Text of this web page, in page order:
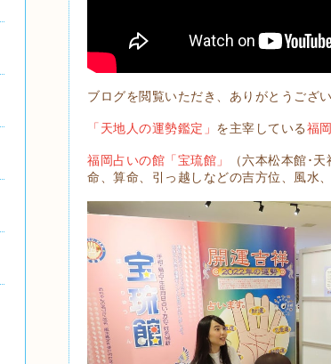
ブログを閲覧いただき、ありがとうござい
「天地人の運勢鑑定」 を主宰している福
福岡占いの館「宝琉館」
（六本松本館･
命、算命、引っ越しなどの吉方位、風水